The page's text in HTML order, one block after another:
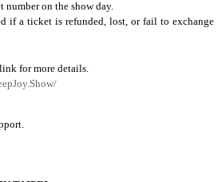
on the show day.
if a ticket is refunded, lost, or fail to exchange
for more details.